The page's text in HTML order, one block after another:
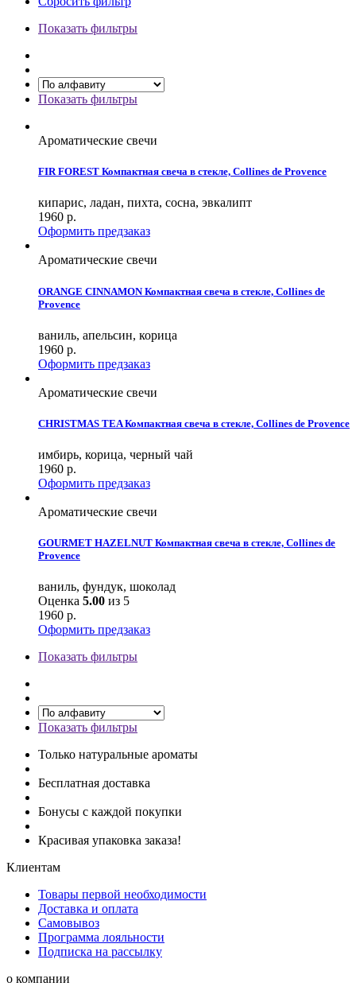
Показать фильтры
Показать фильтры
Ароматические свечи
FIR FOREST Компактная свеча в стекле, Collines de Provence
кипарис, ладан, пихта, сосна, эвкалипт
1960 р.
Оформить предзаказ
Ароматические свечи
ORANGE CINNAMON Компактная свеча в стекле, Collines de
Provence
ваниль, апельсин, корица
1960 р.
Оформить предзаказ
Ароматические свечи
CHRISTMAS TEA Компактная свеча в стекле, Collines de Provence
имбирь, корица, черный чай
1960 р.
Оформить предзаказ
Ароматические свечи
GOURMET HAZELNUT Компактная свеча в стекле, Collines de
Provence
ваниль, фундук, шоколад
Оценка 5.00 из 5
1960 р.
Оформить предзаказ
Показать фильтры
Показать фильтры
Только натуральные ароматы
Бесплатная доставка
Бонусы с каждой покупки
Красивая упаковка заказа!
Клиентам
Товары первой необходимости
Доставка и оплата
Самовывоз
Программа лояльности
Подписка на рассылку
о компании